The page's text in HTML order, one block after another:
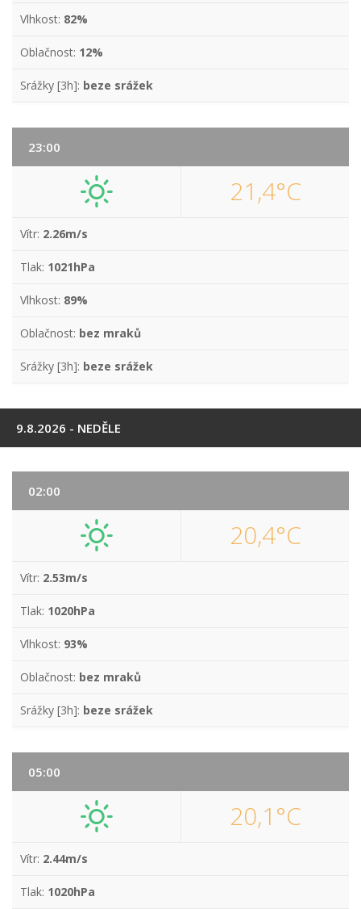
Vlhkost: 82%
Oblačnost: 12%
Srážky [3h]: beze srážek
23:00
21,4°C
Vítr: 2.26m/s
Tlak: 1021hPa
Vlhkost: 89%
Oblačnost: bez mraků
Srážky [3h]: beze srážek
9.8.2026 - NEDĚLE
02:00
20,4°C
Vítr: 2.53m/s
Tlak: 1020hPa
Vlhkost: 93%
Oblačnost: bez mraků
Srážky [3h]: beze srážek
05:00
20,1°C
Vítr: 2.44m/s
Tlak: 1020hPa